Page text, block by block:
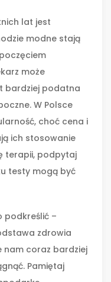
lat jest
modne stają
może
bardziej podatna
W Polsce
choć cena i
ich stosowanie
terapii, podpytaj
testy mogą być
podkreślić –
zdrowia
coraz bardziej
Pamiętaj